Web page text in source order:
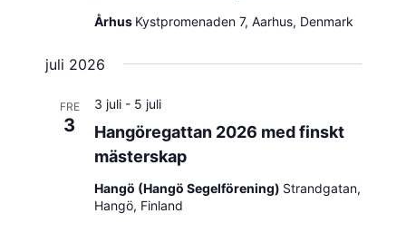
Århus Kystpromenaden 7, Aarhus, Denmark
juli 2026
FRE
3
Hangöregattan 2026 med finskt
mästerskap
3 juli- 5 juli
Hangö (Hangö Segelförening) Strandgatan,
Hangö, Finland